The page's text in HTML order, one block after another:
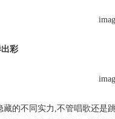
彩
的不同实力,不管唱歌还是